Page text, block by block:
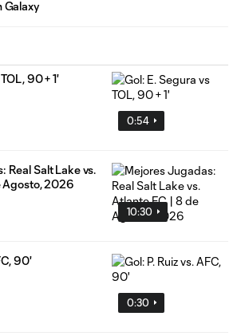
Galaxy
0:54
90 + 1'
10:30
Real Salt Lake vs.
Agosto, 2026
0:30
90'